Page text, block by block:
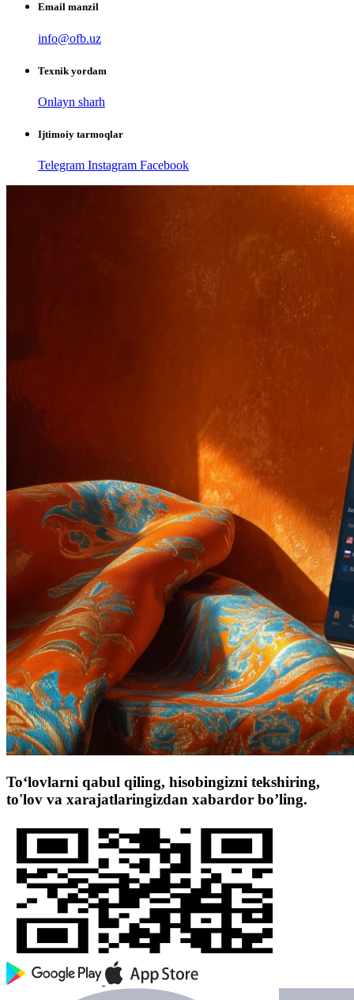
Email manzil
info@ofb.uz
Texnik yordam
Onlayn sharh
Ijtimoiy tarmoqlar
Telegram Instagram Facebook
To‘lovlarni qabul qiling, hisobingizni tekshiring,
to'lov va xarajatlaringizdan xabardor bo’ling.